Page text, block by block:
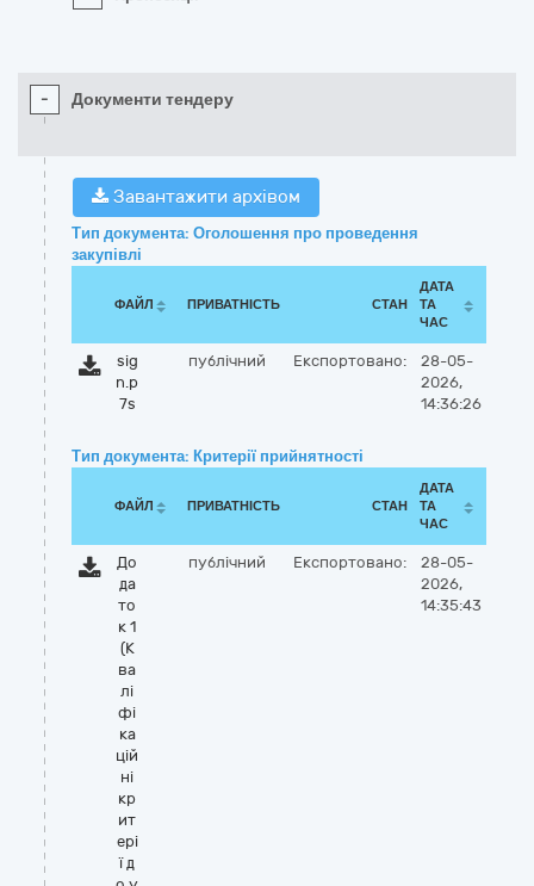
- Документи тендеру
Завантажити архівом
Тип документа: Оголошення про проведення
закупівлі
ФАЙЛ ПРИВАТНІСТЬ СТАН
ДАТА
ТА
ЧАС
sig
n.p
7s
публічний Експортовано:
28-05-
2026,
14:36:26
Тип документа: Критерії прийнятності
ФАЙЛ ПРИВАТНІСТЬ СТАН
ДАТА
ТА
ЧАС
До
да
то
к 1
(К
ва
лі
фі
ка
цій
ні
кр
ит
ері
ї д
публічний Експортовано:
28-05-
2026,
14:35:43